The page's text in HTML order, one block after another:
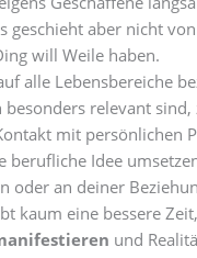
geschieht aber nicht
will Weile haben.
alle Lebensbereiche
relevant sind,
mit persönlichen
berufliche Idee
oder an deiner
kaum eine bessere
und